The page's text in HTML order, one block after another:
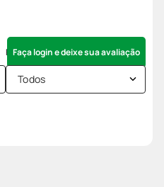
Faça login e deixe sua avaliação
Todos